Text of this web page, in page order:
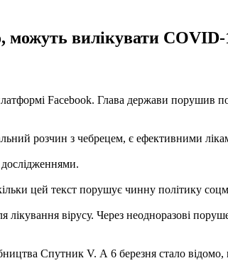
вилікувати COVID-
Facebook. Глава держави порушив
розчин з чебрецем, є ефективними
цей текст порушує чинну політику
вірусу. Через неодноразові
Спутник V. А 6 березня стало